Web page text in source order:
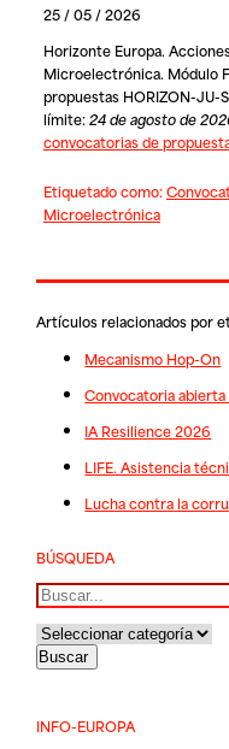
25 / 05 / 2026
Horizonte Europa.
Microelectrónica. Módulo
propuestas HORIZON-JU-
límite:24 de agosto de
convocatorias de
Etiquetado como:
Microelectrónica
Artículos relacionados por
Mecanismo Hop-On
Convocatoria abierta
IA Resilience 2026
LIFE. Asistencia
Lucha contra la
BÚSQUEDA
Buscar
INFO-EUROPA